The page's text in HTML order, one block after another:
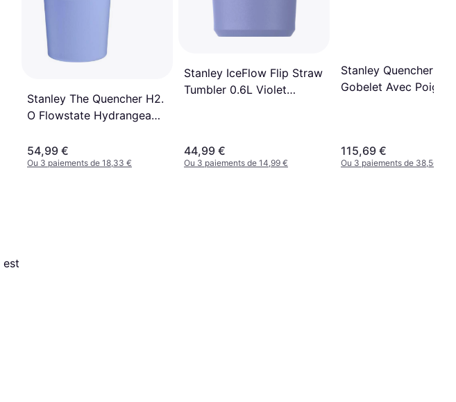
Stanley The Quencher H2.
O Flowstate Hydrangea
54,99 €
Ou 3 paiements de 18,33 €
Stanley IceFlow Flip Straw
Tumbler 0.6L Violet
44,99 €
Ou 3 paiements de 14,99 €
Stanley Quencher
Gobelet Avec Poigne
115,69 €
Ou 3 paiements de 38,56 €